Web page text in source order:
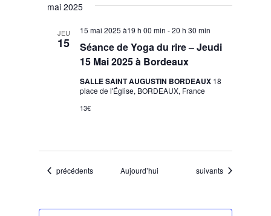
mai 2025
JEU
15
Séance de Yoga du rire – Jeudi
15 Mai 2025 à Bordeaux
15 mai 2025 à19 h 00 min -20 h 30 min
SALLE SAINT AUGUSTIN BORDEAUX 18
place de l'Église, BORDEAUX, France
13€
Évènements
précédents Aujourd’hui Évènements
suivants